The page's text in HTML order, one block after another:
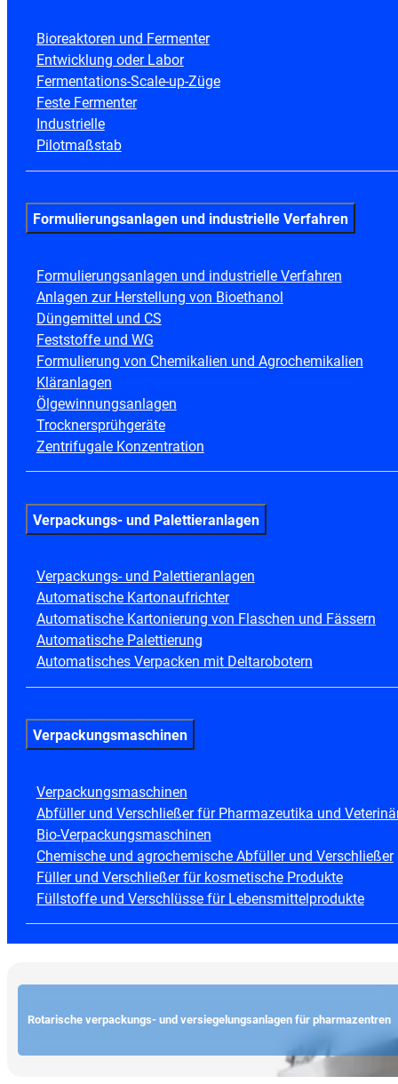
Rotarische verpackungs- und versiegelungsanlagen für pharmazentren
Bioreaktoren und Fermenter
Entwicklung oder Labor
Fermentations-Scale-up-Züge
Feste Fermenter
Industrielle
Pilotmaßstab
Formulierungsanlagen und industrielle Verfahren
Formulierungsanlagen und industrielle Verfahren
Anlagen zur Herstellung von Bioethanol
Düngemittel und CS
Feststoffe und WG
Formulierung von Chemikalien und Agrochemikalien
Kläranlagen
Ölgewinnungsanlagen
Trocknersprühgeräte
Zentrifugale Konzentration
Verpackungs- und Palettieranlagen
Verpackungs- und Palettieranlagen
Automatische Kartonaufrichter
Automatische Kartonierung von Flaschen und Fässern
Automatische Palettierung
Automatisches Verpacken mit Deltarobotern
Verpackungsmaschinen
Verpackungsmaschinen
Abfüller und Verschließer für Pharmazeutika und
Bio-Verpackungsmaschinen
Chemische und agrochemische Abfüller und Verschließer
Füller und Verschließer für kosmetische Produkte
Füllstoffe und Verschlüsse für Lebensmittelprodukte